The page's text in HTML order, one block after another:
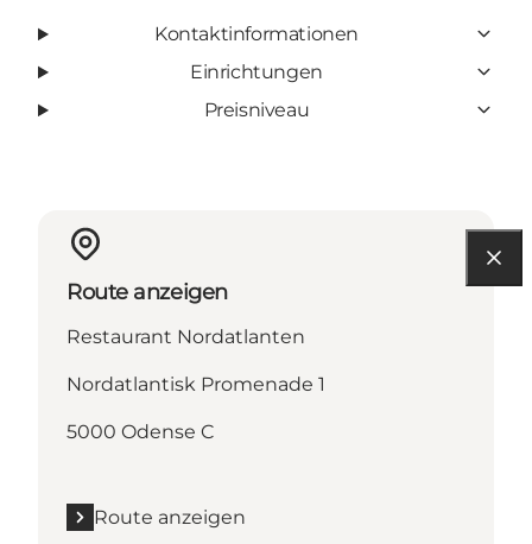
Kontaktinformationen
Einrichtungen
Preisniveau
Route anzeigen
Restaurant Nordatlanten
Nordatlantisk Promenade 1
5000 Odense C
Route anzeigen